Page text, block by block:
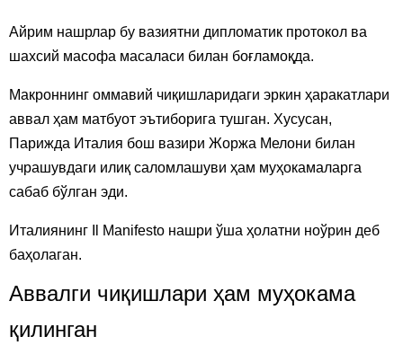
Айрим нашрлар бу вазиятни дипломатик протокол ва
шахсий масофа масаласи билан боғламоқда.
Макроннинг оммавий чиқишларидаги эркин ҳаракатлари
аввал ҳам матбуот эътиборига тушган. Хусусан,
Парижда Италия бош вазири Жоржа Мелони билан
учрашувдаги илиқ саломлашуви ҳам муҳокамаларга
сабаб бўлган эди.
Италиянинг Il Manifesto нашри ўша ҳолатни ноўрин деб
баҳолаган.
Аввалги чиқишлари ҳам муҳокама
қилинган